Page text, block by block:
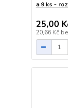
a 9 ks -
25,00
20,66 Kč